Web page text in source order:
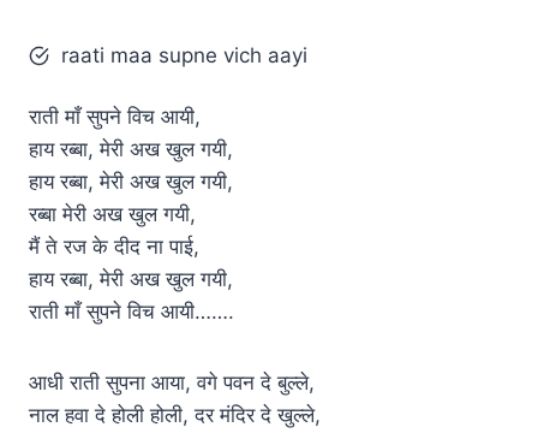
raati maa supne vich aayi
राती माँ सुपने विच आयी,
हाय रब्बा, मेरी अख खुल गयी,
हाय रब्बा, मेरी अख खुल गयी,
रब्बा मेरी अख खुल गयी,
मैं ते रज के दीद ना पाई,
हाय रब्बा, मेरी अख खुल गयी,
राती माँ सुपने विच आयी…….
आधी राती सुपना आया, वगे पवन दे बुल्ले,
नाल हवा दे होली होली, दर मंदिर दे खुल्ले,